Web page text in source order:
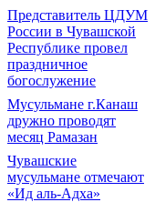
Представитель ЦДУМ
России в Чувашской
Республике провел
праздничное
богослужение
Мусульмане г.Канаш
дружно проводят
месяц Рамазан
Чувашские
мусульмане отмечают
«Ид аль-Адха»